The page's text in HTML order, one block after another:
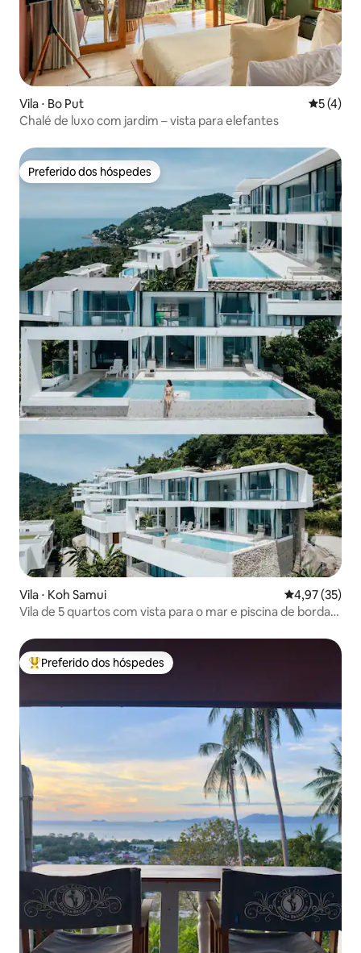
Vila ⋅ Bo Put 5 de
5 (4)
Chalé de luxo com jardim – vista para elefantes
Preferido dos hóspedes
Preferido dos hóspedes
Vila ⋅ Koh Samui 4,97 de uma
4,97 (35)
Vila de 5 quartos com vista para o mar e piscina de borda
Entre os melhores preferidos dos hóspedes
Preferido dos hóspedes